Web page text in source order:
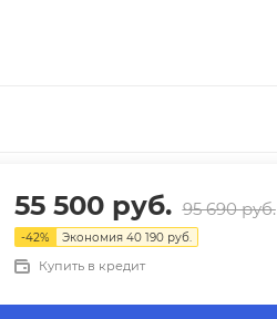
55 500руб. 95 690руб.
-42% Экономия 40 190руб.
Купить в кредит